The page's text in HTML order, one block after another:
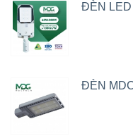
ĐÈN LED
ĐÈN